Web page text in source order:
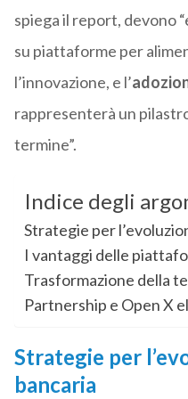
spiega il report, devono
su piattaforme per
l’innovazione, e l’
rappresenterà un
termine”.
Indice degli
Strategie per
I vantaggi delle
Trasformazione della
Partnership e Open X
Strategie per
bancaria